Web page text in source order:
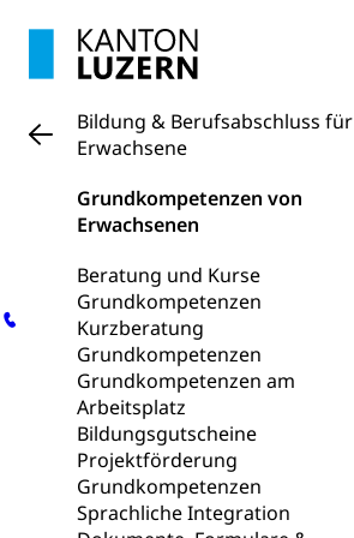
Bildung & Berufsabschluss für
Erwachsene
Grundkompetenzen von
Erwachsenen
Beratung und Kurse
Grundkompetenzen
Kurzberatung
Grundkompetenzen
Grundkompetenzen am
Arbeitsplatz
Bildungsgutscheine
Projektförderung
Grundkompetenzen
Sprachliche Integration